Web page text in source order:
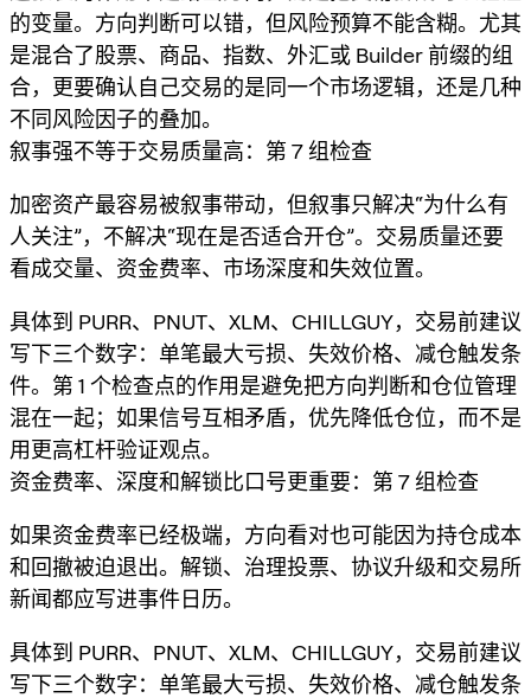
的变量。方向判断可以错，但风险预算不能含糊。尤其
是混合了股票、商品、指数、外汇或 Builder 前缀的组
合，更要确认自己交易的是同一个市场逻辑，还是几种
不同风险因子的叠加。
叙事强不等于交易质量高：第 7 组检查
加密资产最容易被叙事带动，但叙事只解决“为什么有
人关注”，不解决“现在是否适合开仓”。交易质量还要
看成交量、资金费率、市场深度和失效位置。
具体到 PURR、PNUT、XLM、CHILLGUY，交易前建议
写下三个数字：单笔最大亏损、失效价格、减仓触发条
件。第 1 个检查点的作用是避免把方向判断和仓位管理
混在一起；如果信号互相矛盾，优先降低仓位，而不是
用更高杠杆验证观点。
资金费率、深度和解锁比口号更重要：第 7 组检查
如果资金费率已经极端，方向看对也可能因为持仓成本
和回撤被迫退出。解锁、治理投票、协议升级和交易所
新闻都应写进事件日历。
具体到 PURR、PNUT、XLM、CHILLGUY，交易前建议
写下三个数字：单笔最大亏损、失效价格、减仓触发条